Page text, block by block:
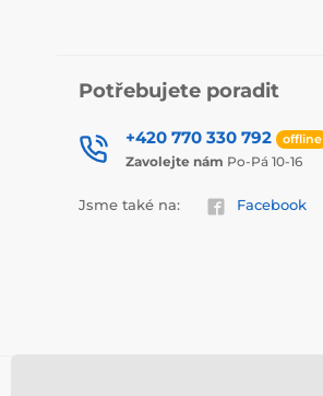
Potřebujete poradit
+420 770 330 792 offline
Zavolejte nám Po-Pá 10-16
Jsme také na: Facebook